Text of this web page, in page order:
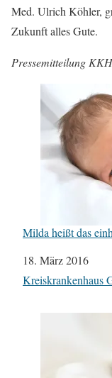
Med. Ulrich Köhler,
Zukunft alles Gute.
Pressemitteilung
Milda heißt das
Datum
18. März 2016
In Bezug auf
Kreiskrankenhaus